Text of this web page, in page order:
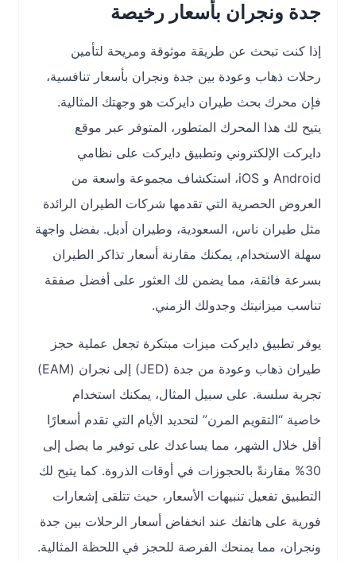
جدة ونجران بأسعار رخيصة
إذا كنت تبحث عن طريقة موثوقة ومريحة لتأمين
رحلات ذهاب وعودة بين جدة ونجران بأسعار تنافسية،
فإن محرك بحث طيران دايركت هو وجهتك المثالية.
يتيح لك هذا المحرك المتطور، المتوفر عبر موقع
دايركت الإلكتروني وتطبيق دايركت على نظامي
Android و iOS، استكشاف مجموعة واسعة من
العروض الحصرية التي تقدمها شركات الطيران الرائدة
مثل طيران ناس، السعودية، وطيران أديل. بفضل واجهة
سهلة الاستخدام، يمكنك مقارنة أسعار تذاكر الطيران
بسرعة فائقة، مما يضمن لك العثور على أفضل صفقة
تناسب ميزانيتك وجدولك الزمني.
يوفر تطبيق دايركت ميزات مبتكرة تجعل عملية حجز
طيران ذهاب وعودة من جدة (JED) إلى نجران (EAM)
تجربة سلسة. على سبيل المثال، يمكنك استخدام
خاصية “التقويم المرن” لتحديد الأيام التي تقدم أسعارًا
أقل خلال الشهر، مما يساعدك على توفير ما يصل إلى
30% مقارنةً بالحجوزات في أوقات الذروة. كما يتيح لك
التطبيق تفعيل تنبيهات الأسعار، حيث تتلقى إشعارات
فورية على هاتفك عند انخفاض أسعار الرحلات بين جدة
ونجران، مما يمنحك الفرصة للحجز في اللحظة المثالية.